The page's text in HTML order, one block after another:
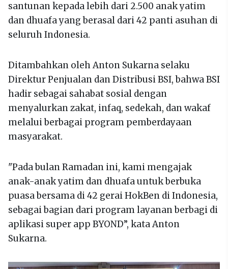
santunan kepada lebih dari 2.500 anak yatim
dan dhuafa yang berasal dari 42 panti asuhan di
seluruh Indonesia.
Ditambahkan oleh Anton Sukarna selaku
Direktur Penjualan dan Distribusi BSI, bahwa BSI
hadir sebagai sahabat sosial dengan
menyalurkan zakat, infaq, sedekah, dan wakaf
melalui berbagai program pemberdayaan
masyarakat.
"Pada bulan Ramadan ini, kami mengajak
anak-anak yatim dan dhuafa untuk berbuka
puasa bersama di 42 gerai HokBen di Indonesia,
sebagai bagian dari program layanan berbagi di
aplikasi super app BYOND”, kata Anton
Sukarna.